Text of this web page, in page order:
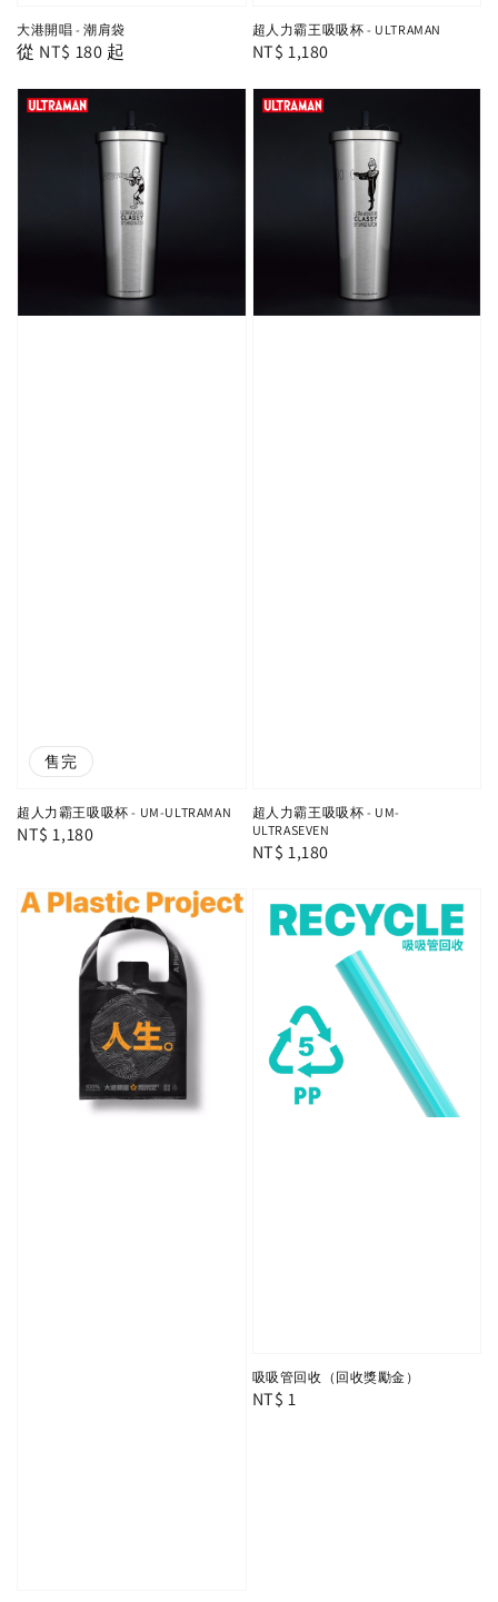
大港開唱 - 潮肩袋
Regular
從 NT$ 180 起
超人力霸王吸吸杯 - ULTRAMAN
Regular
NT$ 1,180
售完
超人力霸王吸吸杯 - UM-ULTRAMAN
Regular
NT$ 1,180
超人力霸王吸吸杯 - UM-
ULTRASEVEN
Regular
NT$ 1,180
吸吸管回收（回收獎勵金）
Regular
NT$ 1